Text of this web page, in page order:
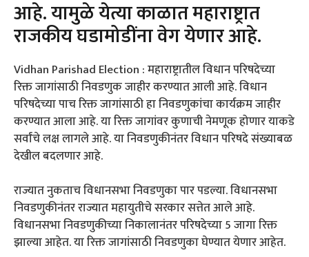
आहे. यामुळे येत्या काळात महाराष्ट्रात
राजकीय घडामोडींना वेग येणार आहे.
Vidhan Parishad Election : महाराष्ट्रातील विधान परिषदेच्या
रिक्त जागांसाठी निवडणुक जाहीर करण्यात आली आहे. विधान
परिषदेच्या पाच रिक्त जागांसाठी हा निवडणुकांचा कार्यक्रम जाहीर
करण्यात आला आहे. या रिक्त जागांवर कुणाची नेमणूक होणार याकडे
सर्वांचे लक्ष लागले आहे. या निवडणुकीनंतर विधान परिषदे संख्याबळ
देखील बदलणार आहे.
राज्यात नुकताच विधानसभा निवडणुका पार पडल्या. विधानसभा
निवडणुकीनंतर राज्यात महायुतीचे सरकार सत्तेत आले आहे.
विधानसभा निवडणुकीच्या निकालानंतर परिषदेच्या 5 जागा रिक्त
झाल्या आहेत. या रिक्त जागांसाठी निवडणुका घेण्यात येणार आहेत.